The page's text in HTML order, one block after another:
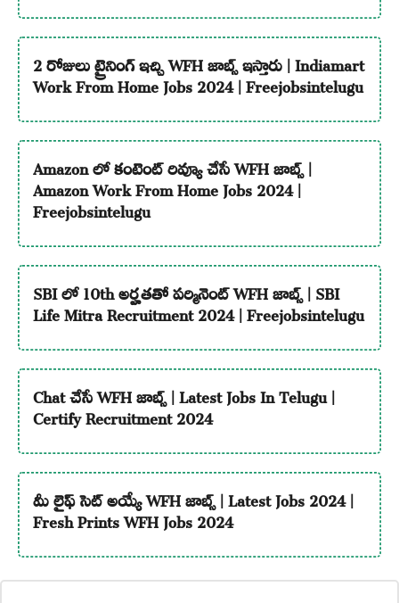
2 రోజులు ట్రైనింగ్ ఇచ్చి WFH జాబ్స్ ఇస్తారు | Indiamart
Work From Home Jobs 2024 | Freejobsintelugu
Amazon లో కంటెంట్ రివ్యూ చేసే WFH జాబ్స్ |
Amazon Work From Home Jobs 2024 |
Freejobsintelugu
SBI లో 10th అర్హతతో పర్మినెంట్ WFH జాబ్స్ | SBI
Life Mitra Recruitment 2024 | Freejobsintelugu
Chat చేసే WFH జాబ్స్ | Latest Jobs In Telugu |
Certify Recruitment 2024
మీ లైఫ్ సెట్ అయ్యే WFH జాబ్స్ | Latest Jobs 2024 |
Fresh Prints WFH Jobs 2024